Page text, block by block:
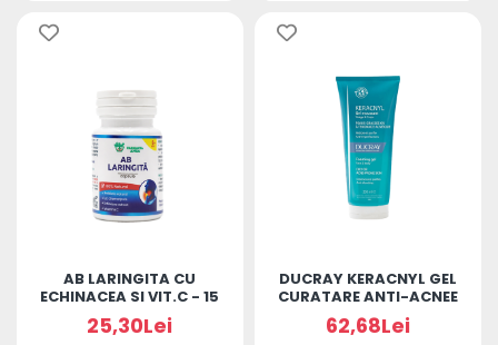
AB LARINGITA CU
ECHINACEA SI VIT.C - 15
CAPS
25,30Lei
DUCRAY KERACNYL GEL
CURATARE ANTI-ACNEE
200ML
62,68Lei